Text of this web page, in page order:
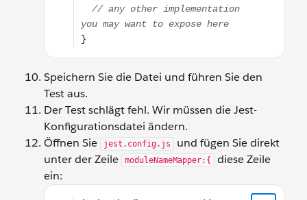
Speichern Sie die Datei und führen Sie den
Test aus.
Der Test schlägt fehl. Wir müssen die Jest-
Konfigurationsdatei ändern.
Öffnen Sie
jest.config.js
und fügen Sie direkt
unter der Zeile
moduleNameMapper:{
diese Zeile
ein:
'^thunder/hammerButton$': '<rootDir>/force-